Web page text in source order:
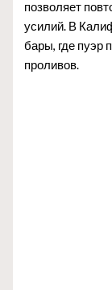
позволяет
усилий. В
бары, где пуэр
проливов.